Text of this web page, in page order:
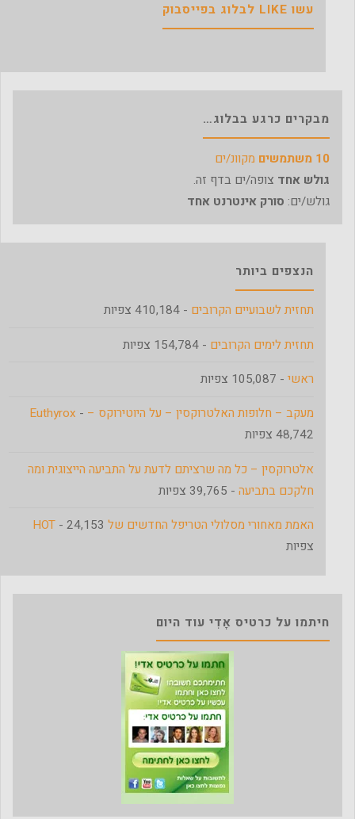
עשו LIKE לבלוג בפייסבוק
מבקרים כרגע בבלוג…
10 משתמשים
מקוונ/ים
גולש אחד צופה/ים בדף זה.
גולש/ים: סורק אינטרנט אחד
הנצפים ביותר
תחזית לשבועיים הקרובים - 410,184 צפיות
תחזית לימים הקרובים - 154,784 צפיות
ראשי - 105,087 צפיות
מעקב – חלופות האלטרוקסין – על היוטירוקס – Euthyrox -
48,742 צפיות
אלטרוקסין – כל מה שרציתם לדעת על התביעה הייצוגית ומה
חלקכם בתביעה - 39,765 צפיות
האמת מאחורי מסלולי הטריפל החדשים של HOT - 24,153
צפיות
חיתמו על כרטיס אָדִי עוד היום